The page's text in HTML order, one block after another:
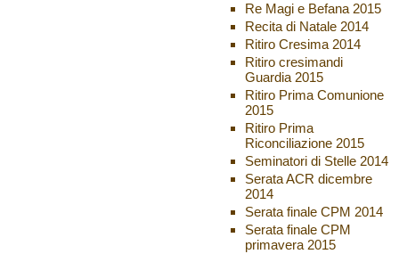
Re Magi e Befana 2015
Recita di Natale 2014
Ritiro Cresima 2014
Ritiro cresimandi
Guardia 2015
Ritiro Prima Comunione
2015
Ritiro Prima
Riconciliazione 2015
Seminatori di Stelle 2014
Serata ACR dicembre
2014
Serata finale CPM 2014
Serata finale CPM
primavera 2015